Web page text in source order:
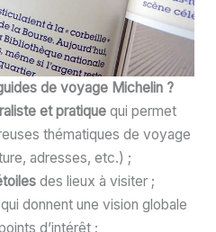
de voyage Michelin ?
et pratique qui permet
thématiques de voyage
adresses, etc.) ;
des lieux à visiter ;
qui donnent une vision globale
d’intérêt ;